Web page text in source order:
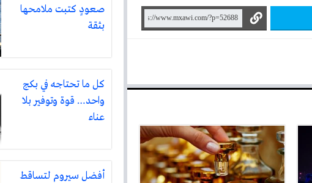
صعودٍ كتبت ملامحها
بثقة
كل ما تحتاجه في بكج
واحد… قوة وتوفير بلا
عناء
أفضل سيروم لتساقط